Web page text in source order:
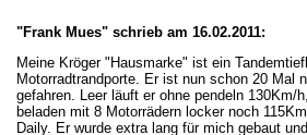
"Frank Mues" schrieb am 16.02.2011:
Meine Kröger "Hausmarke" ist ein
Motorradtrandporte. Er ist nun schon 20 Mal
gefahren. Leer läuft er ohne pendeln 130Km/h,
beladen mit 8 Motorrädern locker noch
Daily. Er wurde extra lang für mich gebaut